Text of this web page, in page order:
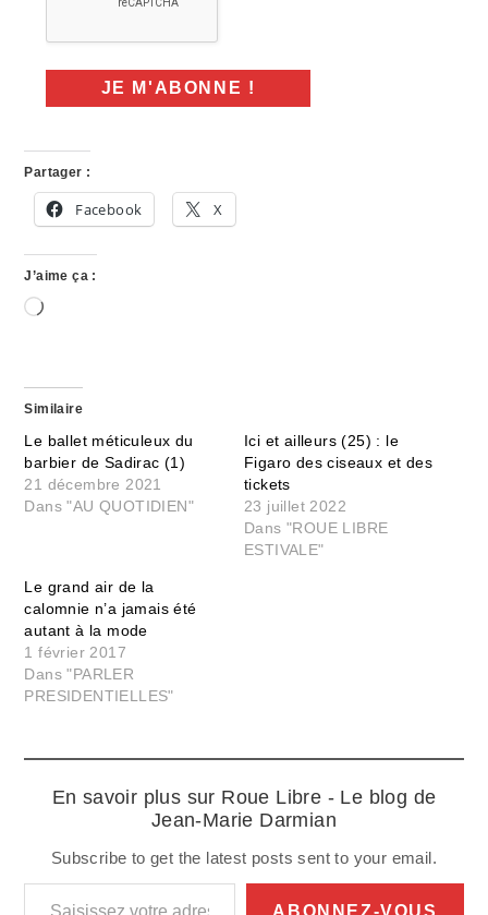
Partager :
Facebook X
J’aime ça :
Chargement…
Similaire
Le ballet méticuleux du
barbier de Sadirac (1)
21 décembre 2021
Dans "AU QUOTIDIEN"
Ici et ailleurs (25) : le
Figaro des ciseaux et des
tickets
23 juillet 2022
Dans "ROUE LIBRE
ESTIVALE"
Le grand air de la
calomnie n’a jamais été
autant à la mode
1 février 2017
Dans "PARLER
PRESIDENTIELLES"
En savoir plus sur Roue Libre - Le blog de
Jean-Marie Darmian
Subscribe to get the latest posts sent to your email.
Saisissez votre adresse e-mail…
ABONNEZ-VOUS